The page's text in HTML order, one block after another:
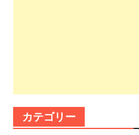
カテゴリー